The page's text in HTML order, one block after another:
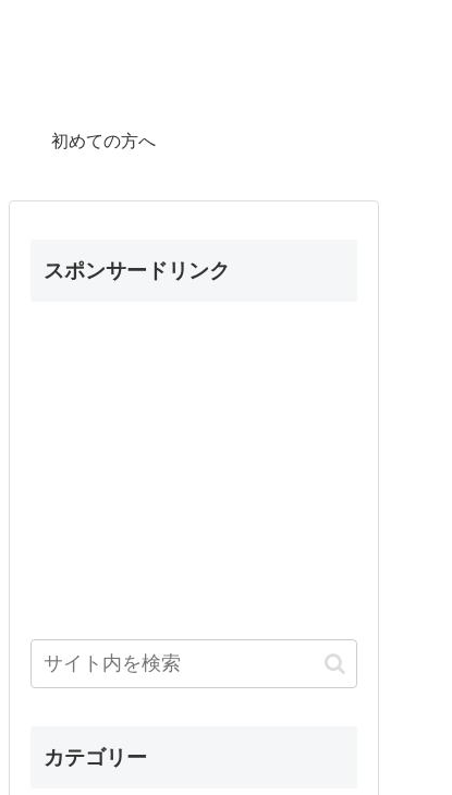
初めての方へ
スポンサードリンク
カテゴリー